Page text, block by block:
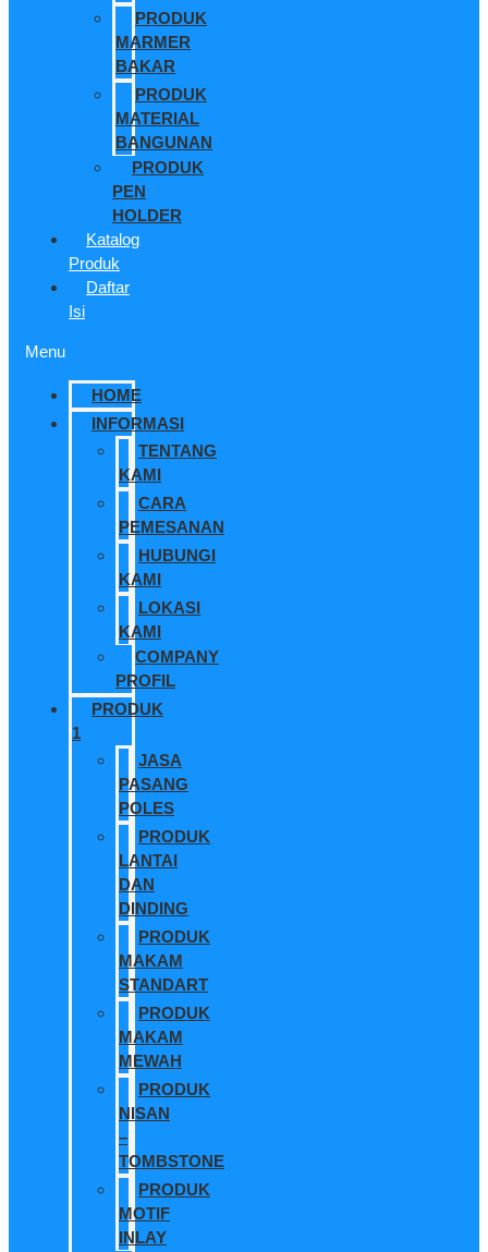
PRODUK
MARMER
BAKAR
PRODUK
MATERIAL
BANGUNAN
PRODUK
PEN
HOLDER
Katalog
Produk
Daftar
Isi
Menu
HOME
INFORMASI
TENTANG
KAMI
CARA
PEMESANAN
HUBUNGI
KAMI
LOKASI
KAMI
COMPANY
PROFIL
PRODUK
1
JASA
PASANG
POLES
PRODUK
LANTAI
DAN
DINDING
PRODUK
MAKAM
STANDART
PRODUK
MAKAM
MEWAH
PRODUK
NISAN
–
TOMBSTONE
PRODUK
MOTIF
INLAY